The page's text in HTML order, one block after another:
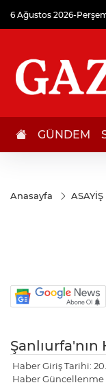
6 Ağustos 2026-
GÜNDEM
Anasayfa ASAYİŞ
Haber Giriş Tarihi:
Haber Güncellenme